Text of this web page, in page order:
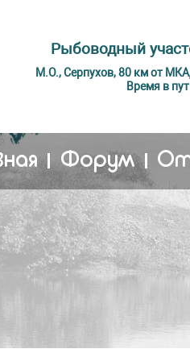
Рыбоводный
М.О., Серпухов, 80 км от
Время в
Форум